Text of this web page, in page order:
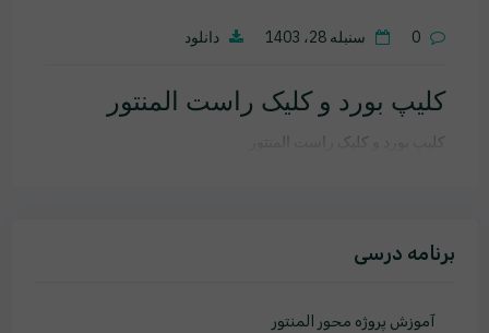
0 سنبله 28، 1403 دانلود
کلیپ بورد و کلیک راست المنتور
کلیپ بورد و کلیک راست المنتور
برنامه درسی
آموزش پروژه محور المنتور